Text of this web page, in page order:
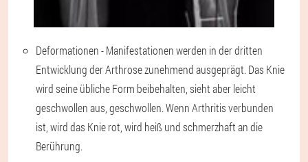
Deformationen - Manifestationen werden in der dritten
Entwicklung der Arthrose zunehmend ausgeprägt. Das Knie
wird seine übliche Form beibehalten, sieht aber leicht
geschwollen aus, geschwollen. Wenn Arthritis verbunden
ist, wird das Knie rot, wird heiß und schmerzhaft an die
Berührung.